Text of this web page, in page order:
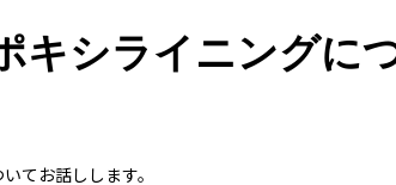
キシライニングに
てお話しします。